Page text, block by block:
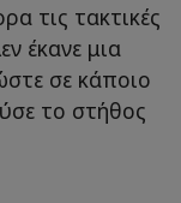
τις τακτικές
έκανε μια
σε κάποιο
το στήθος